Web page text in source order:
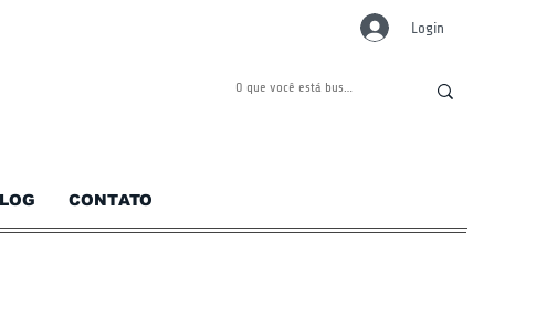
CONTATO
Login